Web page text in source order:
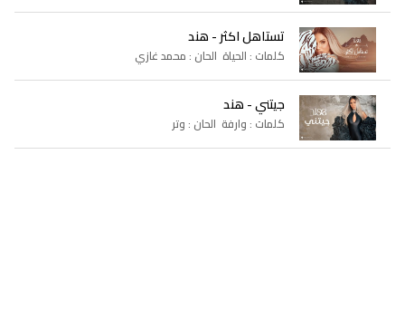
تستاهل اكثر - هند
كلمات : الحياة الحان : محمد غازي
جيتني - هند
كلمات : وارفة الحان : وتر